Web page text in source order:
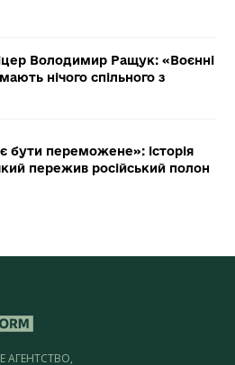
Володимир Ращук: «Воєнні
нічого спільного з
бути переможене»: історія
пережив російський полон
АГЕНТСТВО,